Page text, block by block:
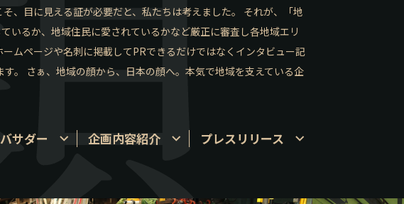
、目に見える証が必要だと、私たちは考えました。 それが、「地
いるか、地域住民に愛されているかなど厳正に審査し各地域エリ
ムページや名刺に掲載してPRできるだけではなくインタビュー記
。 さぁ、地域の顔から、日本の顔へ。本気で地域を支えている企
サダー 企画内容紹介 プレスリリース